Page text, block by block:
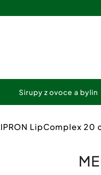
Sirupy z ovoce a bylin
LipComplex 20
HLEDAT